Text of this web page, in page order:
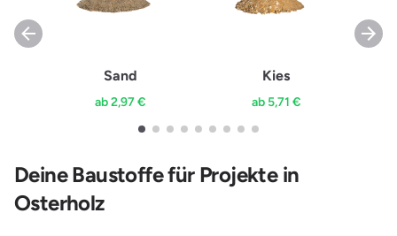
Sand
ab 2,97 €
Kies
ab 5,71 €
Deine Baustoffe für Projekte in
Osterholz